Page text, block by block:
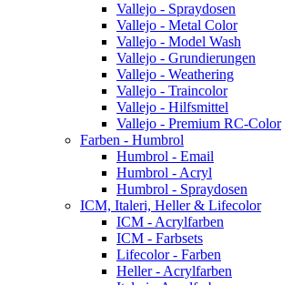
Vallejo - Spraydosen
Vallejo - Metal Color
Vallejo - Model Wash
Vallejo - Grundierungen
Vallejo - Weathering
Vallejo - Traincolor
Vallejo - Hilfsmittel
Vallejo - Premium RC-Color
Farben - Humbrol
Humbrol - Email
Humbrol - Acryl
Humbrol - Spraydosen
ICM, Italeri, Heller & Lifecolor
ICM - Acrylfarben
ICM - Farbsets
Lifecolor - Farben
Heller - Acrylfarben